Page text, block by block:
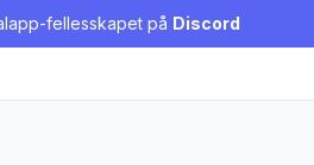
fellesskapet på Discord